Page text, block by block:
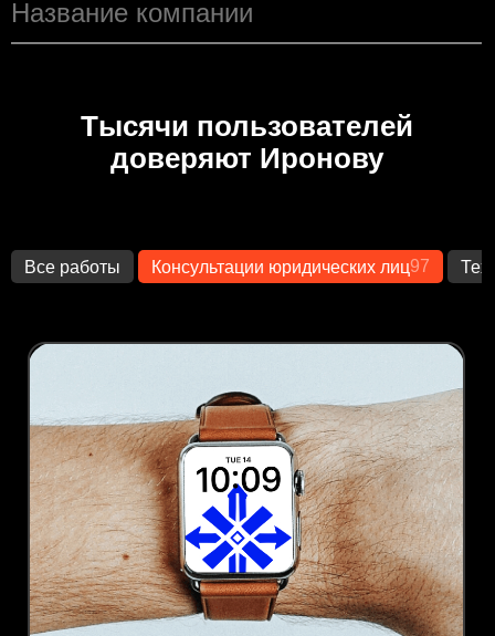
Тысячи пользователей
доверяют Иронову
Все работы Консультации юридических лиц97